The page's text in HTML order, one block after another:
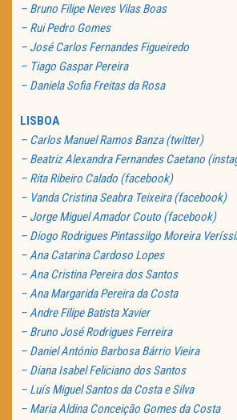
– Bruno Filipe Neves Vilas Boas
– Rui Pedro Gomes
– José Carlos Fernandes Figueiredo
– Tiago Gaspar Pereira
– Daniela Sofia Freitas da Rosa
LISBOA
– Carlos Manuel Ramos Banza (twitter)
– Beatriz Alexandra Fernandes Caetano
– Rita Ribeiro Calado (facebook)
– Vanda Cristina Seabra Teixeira (facebook)
– Jorge Miguel Amador Couto (facebook)
– Diogo Rodrigues Pintassilgo Moreira
– Ana Catarina Cardoso Lopes
– Ana Cristina Pereira dos Santos
– Ana Margarida Pereira da Costa
– Andre Filipe Batista Xavier
– Bruno José Rodrigues Ferreira
– Daniel António Barbosa Bárrio Vieira
– Diana Isabel Feliciano dos Santos
– Luís Miguel Santos da Costa e Silva
– Maria Aldina Conceição Gomes da Costa